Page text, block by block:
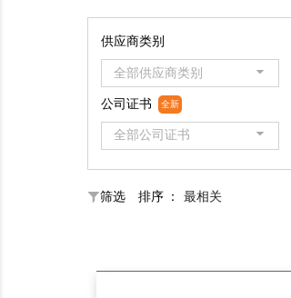
供应商类别
全部供应商类别
公司证书 全新
全部公司证书
筛选 排序 ： 最相关